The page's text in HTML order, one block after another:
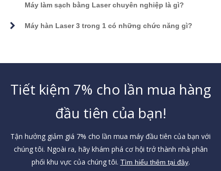
Máy làm sạch bằng Laser chuyên nghiệp là gì?
Máy hàn Laser 3 trong 1 có những chức năng gì?
Tiết kiệm 7% cho lần mua hàng
đầu tiên của bạn!
Tận hưởng giảm giá 7% cho lần mua máy đầu tiên của bạn với
chúng tôi. Ngoài ra, hãy khám phá cơ hội trở thành nhà phân
phối khu vực của chúng tôi. Tìm hiểu thêm tại đây.